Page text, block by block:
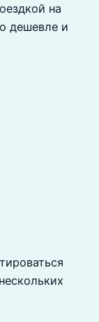
на
дешевле и